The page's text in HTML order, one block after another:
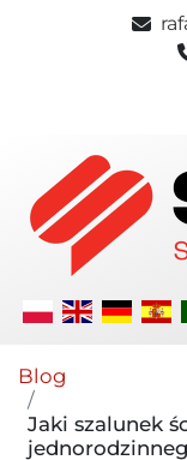
Blog
Jaki szalunek